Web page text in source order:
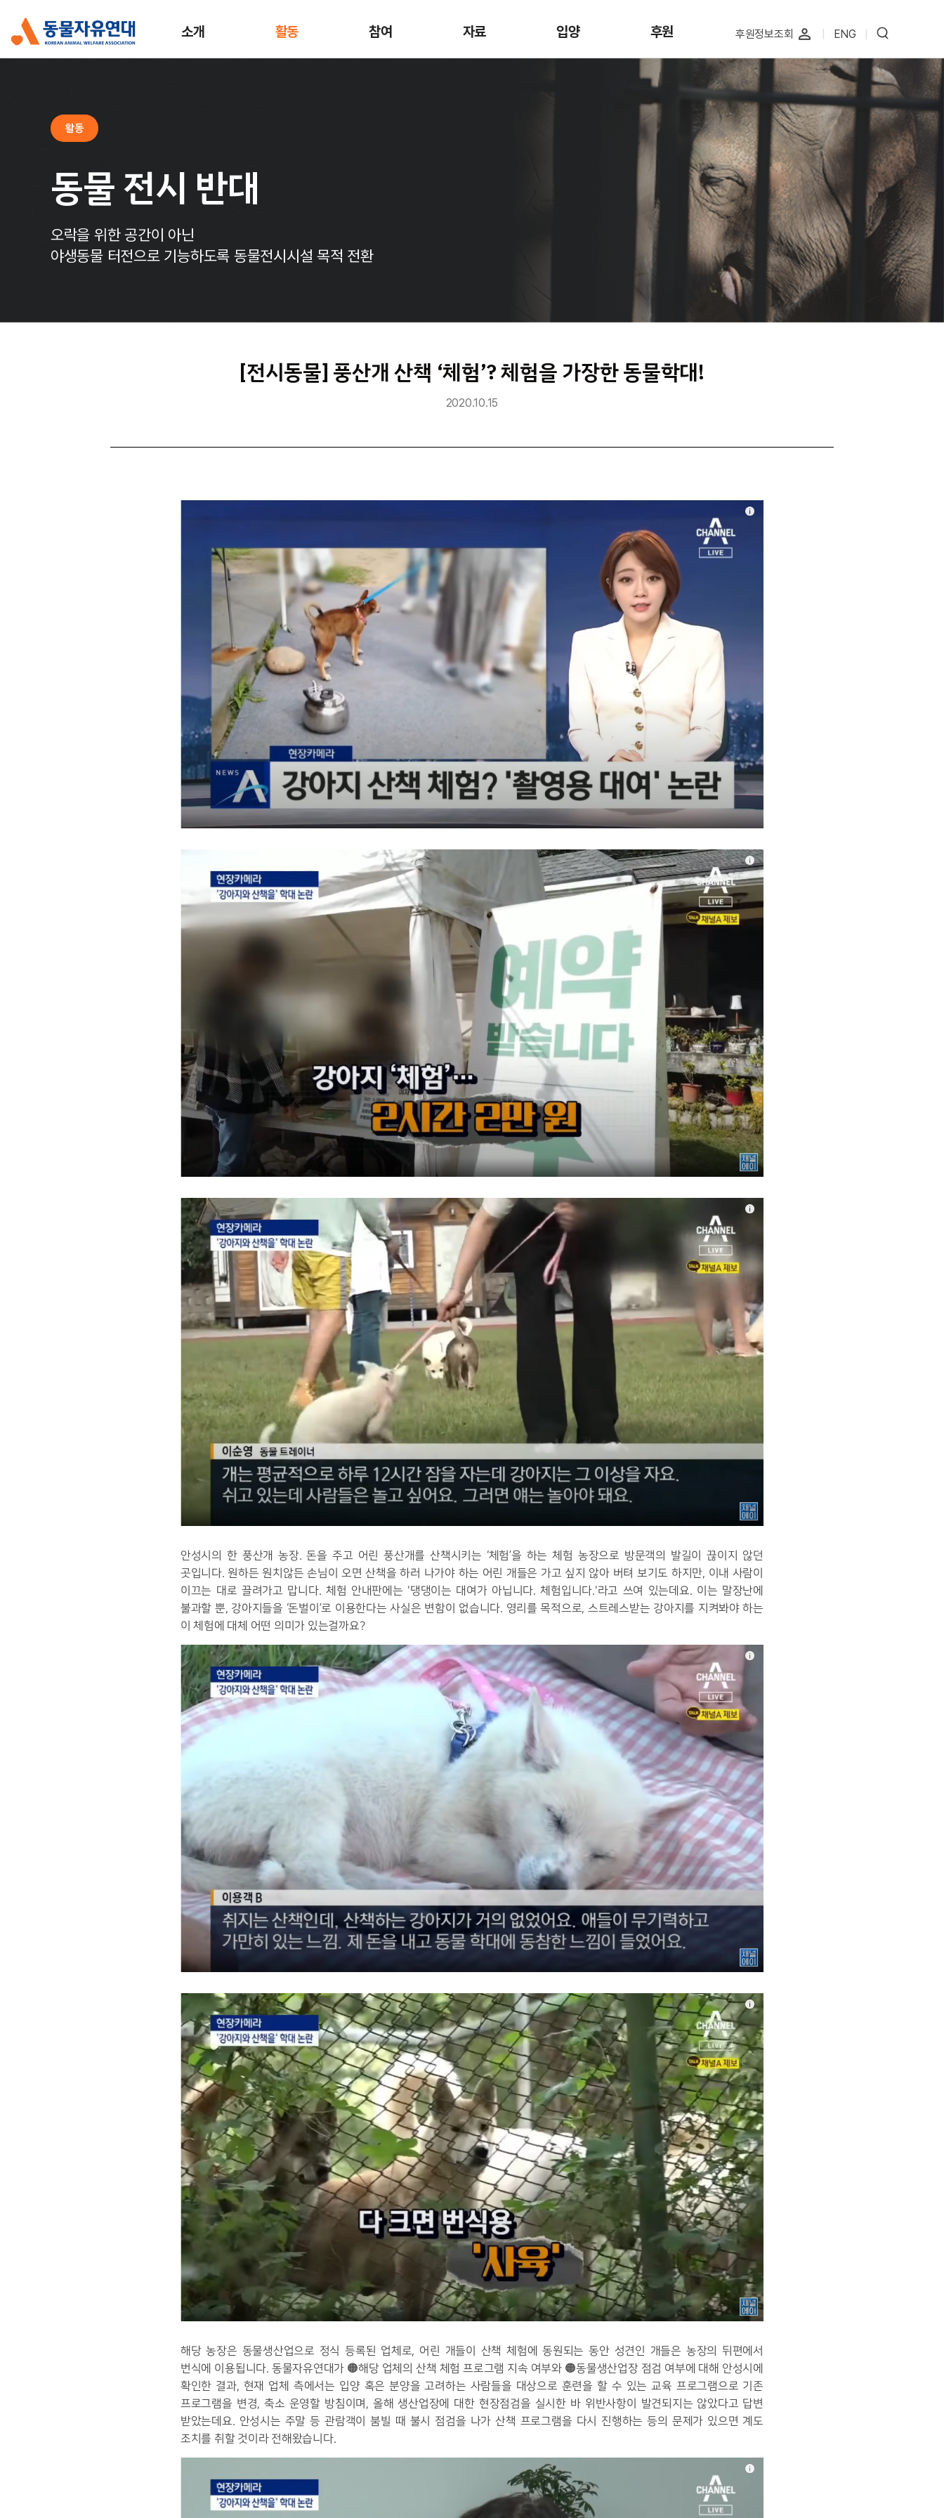
소개 활동 참여 자료 입양 후원 후원정보조회 perm_identity ENG
활동
동물 전시 반대
오락을 위한 공간이 아닌
야생동물 터전으로 기능하도록 동물전시시설 목적 전환
[전시동물] 풍산개 산책 ‘체험’? 체험을 가장한 동물학대!
2020.10.15
안성시의 한 풍산개 농장. 돈을 주고 어린 풍산개를 산책시키는 ‘체험’을 하는 체험 농장으로 방문객의 발길이 끊이지 않던
곳입니다. 원하든 원치않든 손님이 오면 산책을 하러 나가야 하는 어린 개들은 가고 싶지 않아 버텨 보기도 하지만, 이내 사람이
이끄는 대로 끌려가고 맙니다. 체험 안내판에는 '댕댕이는 대여가 아닙니다. 체험입니다.'라고 쓰여 있는데요. 이는 말장난에
불과할 뿐, 강아지들을 ‘돈벌이’로 이용한다는 사실은 변함이 없습니다. 영리를 목적으로, 스트레스받는 강아지를 지켜봐야 하는
이 체험에 대체 어떤 의미가 있는걸까요?
해당 농장은 동물생산업으로 정식 등록된 업체로, 어린 개들이 산책 체험에 동원되는 동안 성견인 개들은 농장의 뒤편에서
번식에 이용됩니다. 동물자유연대가 🟠해당 업체의 산책 체험 프로그램 지속 여부와 🟠동물생산업장 점검 여부에 대해 안성시에
확인한 결과, 현재 업체 측에서는 입양 혹은 분양을 고려하는 사람들을 대상으로 훈련을 할 수 있는 교육 프로그램으로 기존
프로그램을 변경, 축소 운영할 방침이며, 올해 생산업장에 대한 현장점검을 실시한 바 위반사항이 발견되지는 않았다고 답변
받았는데요. 안성시는 주말 등 관람객이 붐빌 때 불시 점검을 나가 산책 프로그램을 다시 진행하는 등의 문제가 있으면 계도
조치를 취할 것이라 전해왔습니다.